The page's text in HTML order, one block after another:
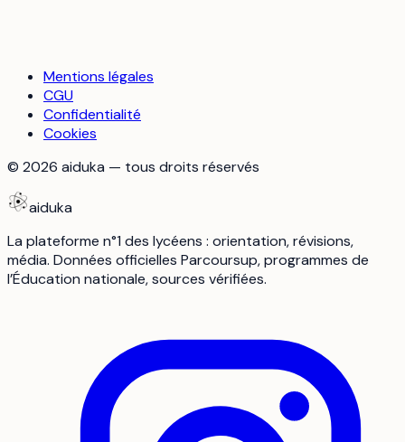
Mentions légales
CGU
Confidentialité
Cookies
© 2026 aiduka — tous droits réservés
aiduka
La plateforme n°1 des lycéens : orientation, révisions,
média. Données officielles Parcoursup, programmes de
l’Éducation nationale, sources vérifiées.